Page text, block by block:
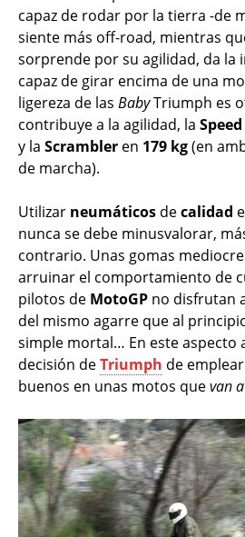
capaz de rodar por la tierra -de
siente más off-road, mientras
sorprende por su agilidad, da la
capaz de girar encima de una
ligereza de las BabyTriumph es
contribuye a la agilidad, la Speed
y la Scrambler en 179 kg(en
de marcha).
Utilizar neumáticos decalidad
nunca se debe minusvalorar,
contrario. Unas gomas
arruinar el comportamiento de
pilotos de MotoGP no disfrutan
del mismo agarre que al
simple mortal… En este aspecto
decisión deTriumph de
buenos en unas motos quevan